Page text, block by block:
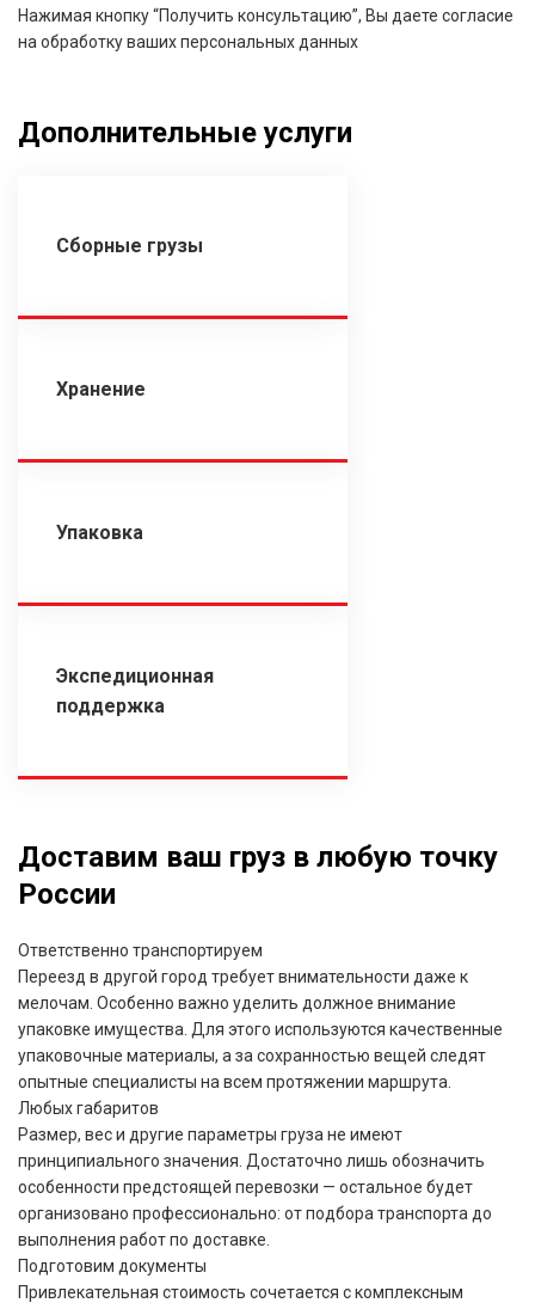
Нажимая кнопку “Получить консультацию”, Вы даете согласие
на обработку ваших персональных данных
Дополнительные услуги
Сборные грузы
Хранение
Упаковка
Экспедиционная
поддержка
Доставим ваш груз в любую точку
России
Ответственно транспортируем
Переезд в другой город требует внимательности даже к
мелочам. Особенно важно уделить должное внимание
упаковке имущества. Для этого используются качественные
упаковочные материалы, а за сохранностью вещей следят
опытные специалисты на всем протяжении маршрута.
Любых габаритов
Размер, вес и другие параметры груза не имеют
принципиального значения. Достаточно лишь обозначить
особенности предстоящей перевозки — остальное будет
организовано профессионально: от подбора транспорта до
выполнения работ по доставке.
Подготовим документы
Привлекательная стоимость сочетается с комплексным